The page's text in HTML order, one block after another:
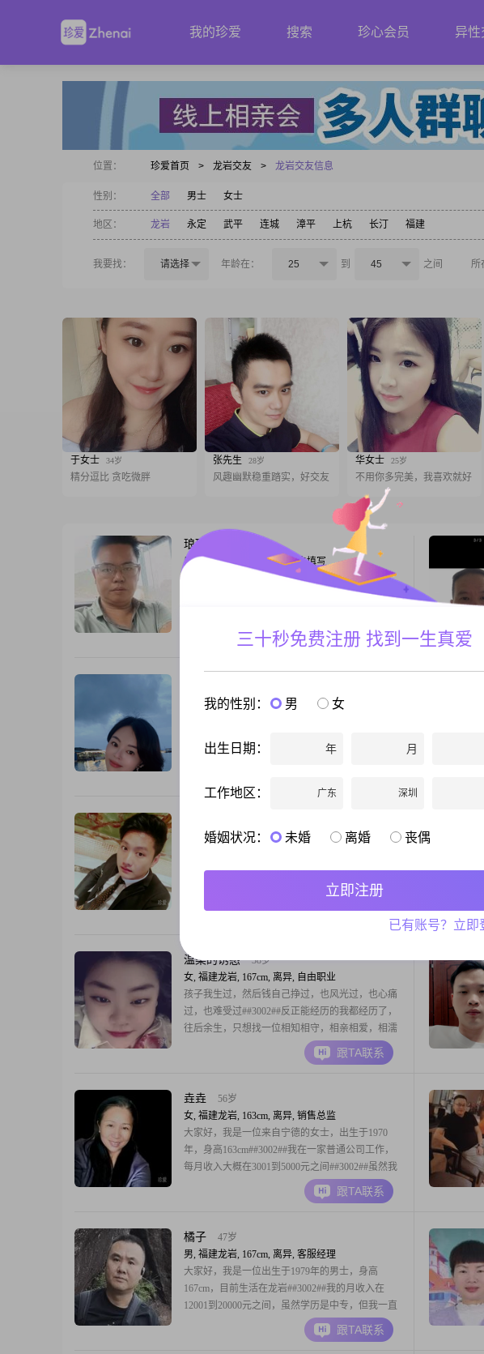
我的珍爱 搜索 珍心会员 异性
位置： 珍爱首页 > 龙岩交友 > 龙岩交友信息
性别： 全部 男士 女士
地区： 龙岩 永定 武平 连城 漳平 上杭 长汀 福建
我要找： 请选择 年龄在： 25 到 45 之间 所
于女士 34岁
精分逗比 贪吃微胖
张先生 28岁
风趣幽默稳重踏实，好交友
华女士 25岁
不用你多完美，我喜欢就好
琅琅清空
男, 福建龙岩, 163cm, 离异, 未填写
你好，我是1986年出生的，今年38岁，是一位男
士，身高是163cm##3002##我目前的工作地是在龙
中及以下##3002##在性格方面，我自认为是一个稳
重可靠的人，平时做事比较踏实##3002##对待生
跟TA联系
女, 福建龙岩, 157cm, 离异, 人事主管
作中认真负责，月收入在5001到8000元之间。我性
关怀和支持。在生活中，我保持着乐观积极的态
度，无论遇到什么困难，都能以平和的心态去面
男, 福建龙岩, 173cm, 离异, 运营管理
173cm，目前在龙岩工作##3002##我的月收入在
8001到12000元之间，虽然学历是中专，但我一直
通过努力工作来提升自己##3002##我性格随和，容
易相处，喜欢与人交流，外向的性格让我在各种社
真，责任感强，认为一段好的
跟TA联系
温柔的诱惑
38岁
女, 福建龙岩, 167cm, 离异, 自由职业
孩子我生过，然后钱自己挣过，也风光过，也心痛
过，也难受过##3002##反正能经历的我都经历了，
往后余生，只想找一位相知相守，相亲相爱，相濡
以沫的另一半，共同过好往后余生##3002##
跟TA联系
垚垚
56岁
女, 福建龙岩, 163cm, 离异, 销售总监
大家好，我是一位来自宁德的女士，出生于1970
年，身高163cm##3002##我在一家普通公司工作，
每月收入大概在3001到5000元之间##3002##虽然我
的学历只是中专，但我一直保持着学习的热情，不
断提升自己##3002##我性格真诚可靠，善解人意，
持乐观积极
跟TA联系
橘子
47岁
男, 福建龙岩, 167cm, 离异, 客服经理
大家好，我是一位出生于1979年的男士，身高
167cm，目前生活在龙岩##3002##我的月收入在
12001到20000元之间，虽然学历是中专，但我一直
保持着学习的热情，努力提升自己##3002##我性格
幽默风趣，总是能找到生活中的乐趣，让周围的人
跟TA联系
三十秒免费注册 找到一生真爱
我的性别： 男 女
出生日期： 年 月
工作地区： 广东 深圳
婚姻状况： 未婚 离婚 丧偶
立即注册
已有账号？立即